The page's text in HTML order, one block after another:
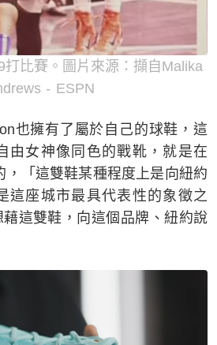
比賽。圖片來源：擷自Malika
- ESPN
也擁有了屬於自己的球鞋，這
由女神像同色的戰靴，就是在
，「這雙鞋某種程度上是向紐約
這座城市最具代表性的象徵之
這雙鞋，向這個品牌、紐約說